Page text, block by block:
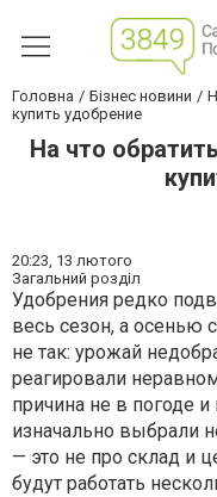
Головна Бізнес новини
купить удобрение
На что
20:23, 13 лютого
Загальний розділ
Удобрения редко
весь сезон, а осенью
не так: урожай
реагировали
причина не в погоде и
изначально выбрали
— это не про склад и
будут работать